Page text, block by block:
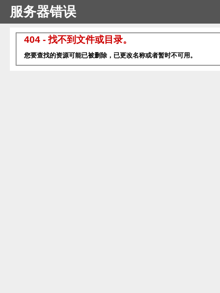
服务器错误
404 - 找不到文件或目录。
您要查找的资源可能已被删除，已更改名称或者暂时不可用。